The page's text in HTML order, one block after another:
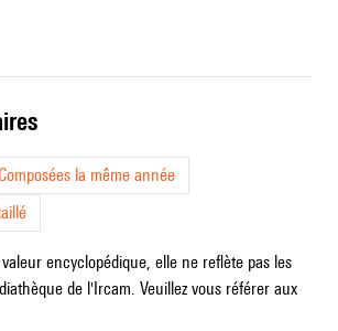
Composées la même année
encyclopédique, elle ne reflète pas les
de l'Ircam. Veuillez vous référer aux